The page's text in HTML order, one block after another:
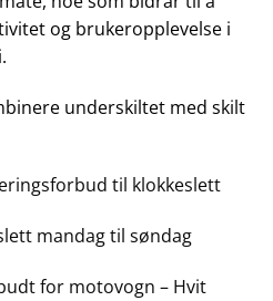
og brukeropplevelse i
underskiltet med skilt
til klokkeslett
mandag til søndag
for motovogn – Hvit